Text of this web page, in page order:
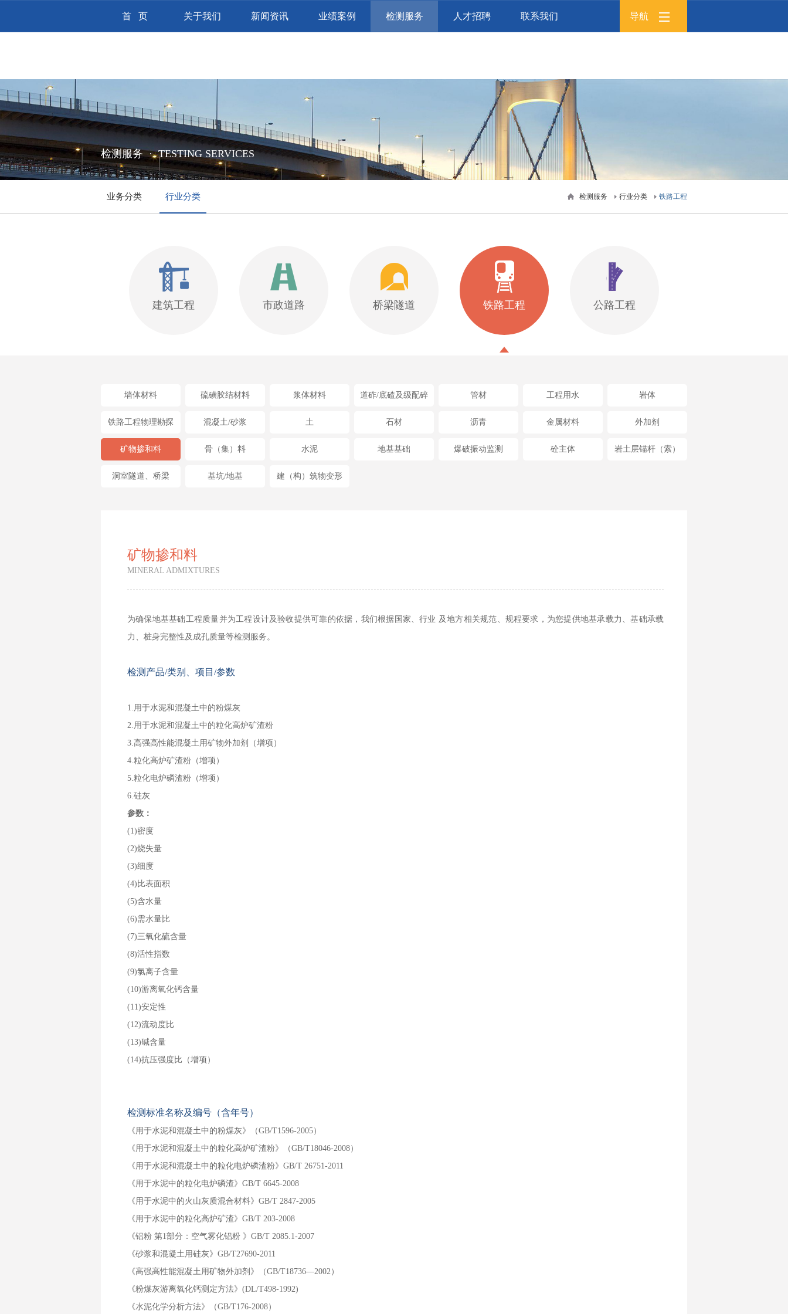
首 页 关于我们 新闻资讯 业绩案例 检测服务 人才招聘 联系我们 导航
检测服务 ·TESTING SERVICES
检测服务 行业分类 铁路工程
业务分类 行业分类
建筑工程 市政道路 桥梁隧道 铁路工程 公路工程
墙体材料 硫磺胶结材料 浆体材料 道砟/底碴及级配碎 管材 工程用水 岩体
铁路工程物理勘探 混凝土/砂浆 土 石材 沥青 金属材料 外加剂
矿物掺和料 骨（集）料 水泥 地基基础 爆破振动监测 砼主体 岩土层锚杆（索）
洞室隧道、桥梁 基坑/地基 建（构）筑物变形
矿物掺和料
MINERAL ADMIXTURES
为确保地基基础工程质量并为工程设计及验收提供可靠的依据，我们根据国家、行业 及地方相关规范、规程要求，为您提供地基承载力、基础承载
力、桩身完整性及成孔质量等检测服务。
检测产品/类别、项目/参数
1.用于水泥和混凝土中的粉煤灰
2.用于水泥和混凝土中的粒化高炉矿渣粉
3.高强高性能混凝土用矿物外加剂（增项）
4.粒化高炉矿渣粉（增项）
5.粒化电炉磷渣粉（增项）
6.硅灰
参数：
(1)密度
(2)烧失量
(3)细度
(4)比表面积
(5)含水量
(6)需水量比
(7)三氧化硫含量
(8)活性指数
(9)氯离子含量
(10)游离氧化钙含量
(11)安定性
(12)流动度比
(13)碱含量
(14)抗压强度比（增项）
检测标准名称及编号（含年号）
《用于水泥和混凝土中的粉煤灰》（GB/T1596-2005）
《用于水泥和混凝土中的粒化高炉矿渣粉》（GB/T18046-2008）
《用于水泥和混凝土中的粒化电炉磷渣粉》GB/T 26751-2011
《用于水泥中的粒化电炉磷渣》GB/T 6645-2008
《用于水泥中的火山灰质混合材料》GB/T 2847-2005
《用于水泥中的粒化高炉矿渣》GB/T 203-2008
《铝粉 第1部分：空气雾化铝粉 》GB/T 2085.1-2007
《砂浆和混凝土用硅灰》GB/T27690-2011
《高强高性能混凝土用矿物外加剂》（GB/T18736—2002）
《粉煤灰游离氧化钙测定方法》(DL/T498-1992)
《水泥化学分析方法》（GB/T176-2008）